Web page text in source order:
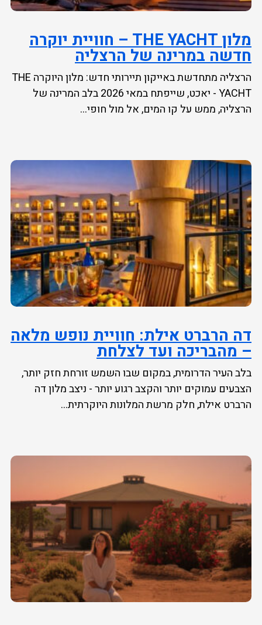
מלון THE YACHT – חוויית יוקרה
חדשה במרינה של הרצליה
הרצליה מתחדשת באייקון תיירותי חדש: מלון היוקרה THE
YACHT - יאכט, שייפתח במאי 2026 בלב המרינה של
הרצליה, ממש על קו המים, אל מול חופי...
דה הרברט אילת: חוויית נופש מלאה
– מהבריכה ועד לצלחת
בלב העיר הדרומית, במקום שבו השמש זורחת חזק יותר,
הצבעים עמוקים יותר והקצב רגוע יותר - ניצב מלון דה
הרברט אילת, חלק מרשת המלונות היוקרתית...